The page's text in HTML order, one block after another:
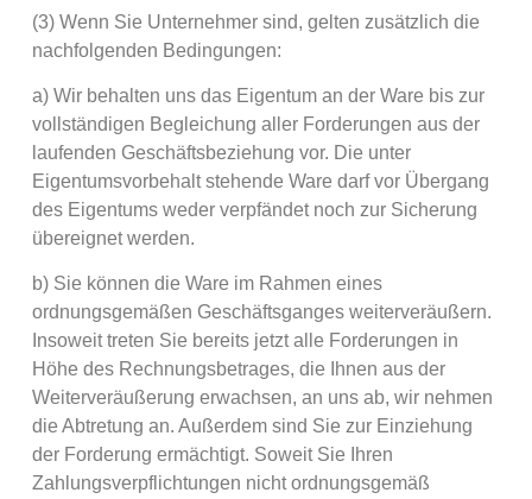
(3) Wenn Sie Unternehmer sind, gelten zusätzlich die
nachfolgenden Bedingungen:
a) Wir behalten uns das Eigentum an der Ware bis zur
vollständigen Begleichung aller Forderungen aus der
laufenden Geschäftsbeziehung vor. Die unter
Eigentumsvorbehalt stehende Ware darf vor Übergang
des Eigentums weder verpfändet noch zur Sicherung
übereignet werden.
b) Sie können die Ware im Rahmen eines
ordnungsgemäßen Geschäftsganges weiterveräußern.
Insoweit treten Sie bereits jetzt alle Forderungen in
Höhe des Rechnungsbetrages, die Ihnen aus der
Weiterveräußerung erwachsen, an uns ab, wir nehmen
die Abtretung an. Außerdem sind Sie zur Einziehung
der Forderung ermächtigt. Soweit Sie Ihren
Zahlungsverpflichtungen nicht ordnungsgemäß